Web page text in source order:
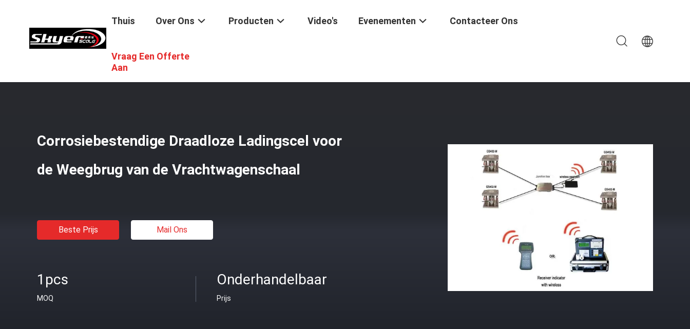
Thuis Over Ons Producten Video's Evenementen Contacteer Ons
Vraag Een Offerte
Aan
Draadloze Ladingscel / Corrosiebestendige Draadloze Ladingscel Voor De Weegbrug Van De Vrachtwagenschaal
Corrosiebestendige Draadloze Ladingscel voor
de Weegbrug van de Vrachtwagenschaal
Beste Prijs Mail Ons
1pcs
MOQ
Onderhandelbaar
Prijs